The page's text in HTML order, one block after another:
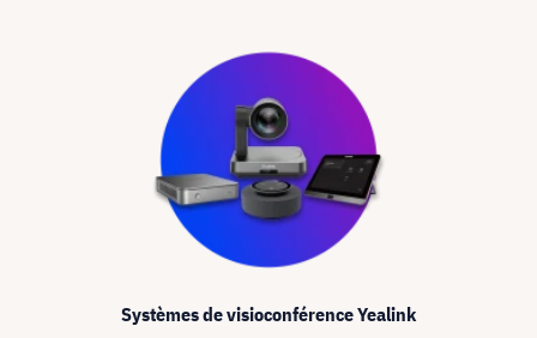
Systèmes de visioconférence Yealink